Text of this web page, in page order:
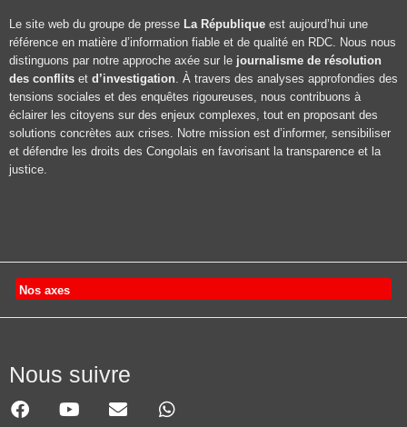
Le site web du groupe de presse La République est aujourd’hui une
référence en matière d’information fiable et de qualité en RDC. Nous nous
distinguons par notre approche axée sur le journalisme de résolution
des conflits et d’investigation . À travers des analyses approfondies des
tensions sociales et des enquêtes rigoureuses, nous contribuons à
éclairer les citoyens sur des enjeux complexes, tout en proposant des
solutions concrètes aux crises. Notre mission est d’informer, sensibiliser
et défendre les droits des Congolais en favorisant la transparence et la
justice.
Nos axes
Nous suivre